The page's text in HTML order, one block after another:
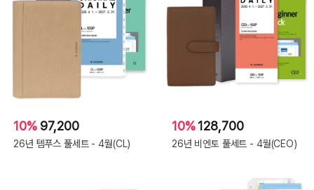
10% 97,200
26년 템푸스 풀세트 - 4월(CL)
10%128,700
26년 비엔토 풀세트 - 4월(CEO)